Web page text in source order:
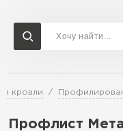
кровли
Профлист
Сервисы расчета
Расчет штакетника